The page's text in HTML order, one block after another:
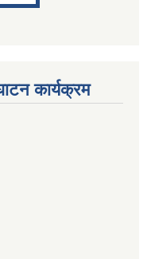
कार्यक्रम